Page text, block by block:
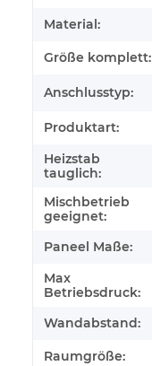
Material:
Größe komplett:
Anschlusstyp:
Produktart:
Heizstab
tauglich:
Mischbetrieb
geeignet:
Paneel Maße:
Max
Betriebsdruck:
Wandabstand:
Raumgröße: